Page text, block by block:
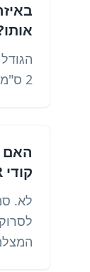
2 ס"מ לסריקה אמינה.
האם
קודי QR?
לא.